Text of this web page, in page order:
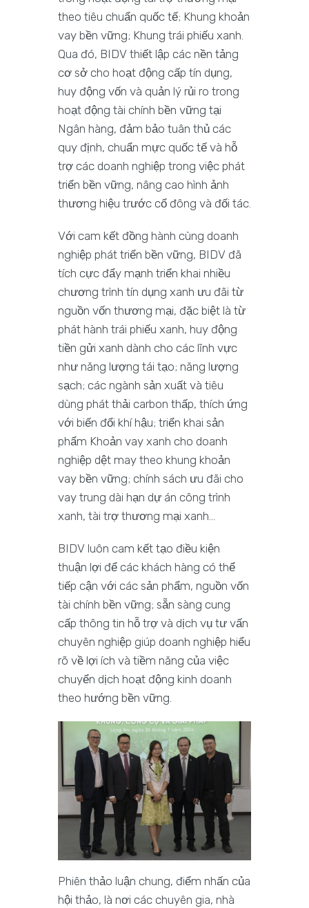
theo tiêu chuẩn quốc tế; Khung khoản
vay bền vững; Khung trái phiếu xanh.
Qua đó, BIDV thiết lập các nền tảng
cơ sở cho hoạt động cấp tín dụng,
huy động vốn và quản lý rủi ro trong
hoạt động tài chính bền vững tại
Ngân hàng, đảm bảo tuân thủ các
quy định, chuẩn mực quốc tế và hỗ
trợ các doanh nghiệp trong việc phát
triển bền vững, nâng cao hình ảnh
thương hiệu trước cổ đông và đối tác.
Với cam kết đồng hành cùng doanh
nghiệp phát triển bền vững, BIDV đã
tích cực đẩy mạnh triển khai nhiều
chương trình tín dụng xanh ưu đãi từ
nguồn vốn thương mại, đặc biệt là từ
phát hành trái phiếu xanh, huy động
tiền gửi xanh dành cho các lĩnh vực
như năng lượng tái tạo; năng lượng
sạch; các ngành sản xuất và tiêu
dùng phát thải carbon thấp, thích ứng
với biến đổi khí hậu; triển khai sản
phẩm Khoản vay xanh cho doanh
nghiệp dệt may theo khung khoản
vay bền vững; chính sách ưu đãi cho
vay trung dài hạn dự án công trình
xanh, tài trợ thương mại xanh…
BIDV luôn cam kết tạo điều kiện
thuận lợi để các khách hàng có thể
tiếp cận với các sản phẩm, nguồn vốn
tài chính bền vững; sẵn sàng cung
cấp thông tin hỗ trợ và dịch vụ tư vấn
chuyên nghiệp giúp doanh nghiệp hiểu
rõ về lợi ích và tiềm năng của việc
chuyển dịch hoạt động kinh doanh
theo hướng bền vững.
Phiên thảo luận chung, điểm nhấn của
hội thảo, là nơi các chuyên gia, nhà